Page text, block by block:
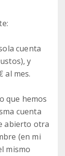
cuenta
y
al mes.
que hemos
cuenta
abierto otra
(en mi
mismo